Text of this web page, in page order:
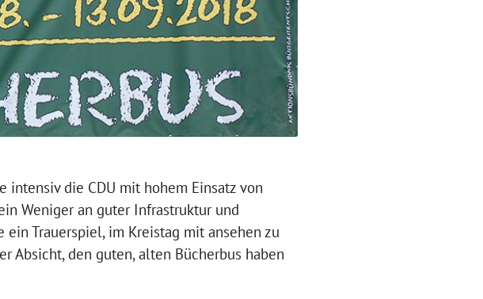
intensiv die CDU mit hohem Einsatz von
Weniger an guter Infrastruktur und
Trauerspiel, im Kreistag mit ansehen zu
Absicht, den guten, alten Bücherbus haben